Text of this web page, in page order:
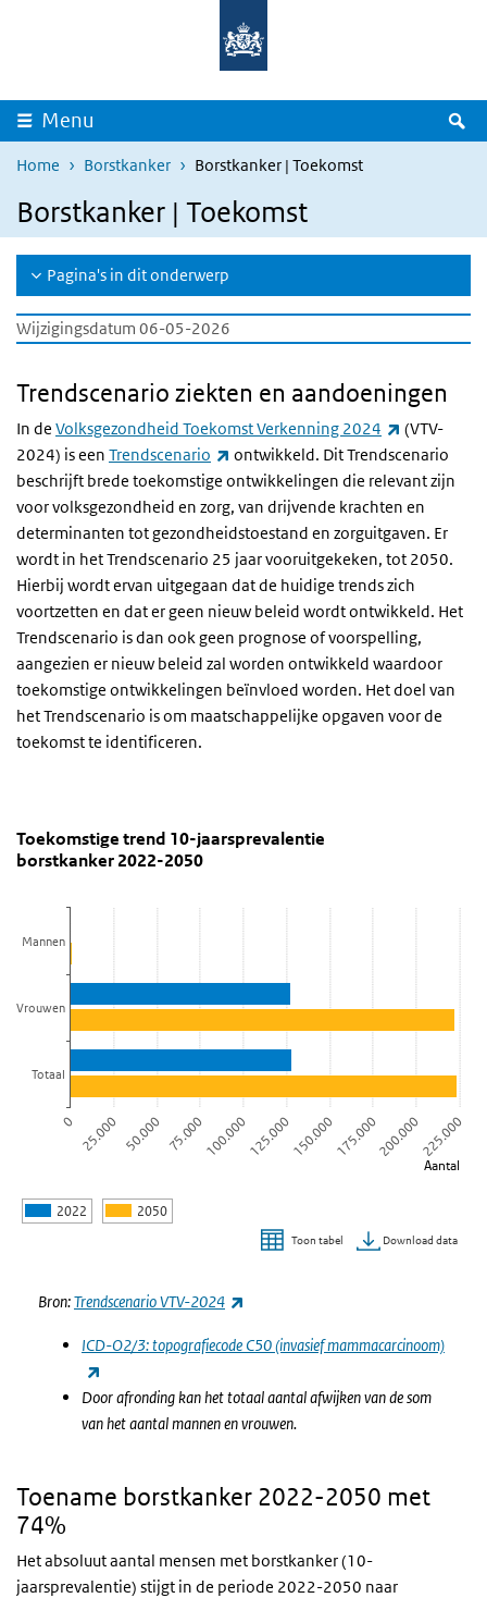
Overslaan en naar de inhoud gaan
Menu
Home Borstkanker Borstkanker | Toekomst
Borstkanker | Toekomst
Pagina's in dit onderwerp
Wijzigingsdatum 06-05-2026
Trendscenario ziekten en aandoeningen
In de Volksgezondheid Toekomst Verkenning 2024 (externe
(VTV-
2024) is een Trendscenario (externe link)
ontwikkeld. Dit Trendscenario
beschrijft brede toekomstige ontwikkelingen die relevant zijn
voor volksgezondheid en zorg, van drijvende krachten en
determinanten tot gezondheidstoestand en zorguitgaven. Er
wordt in het Trendscenario 25 jaar vooruitgekeken, tot 2050.
Hierbij wordt ervan uitgegaan dat de huidige trends zich
voortzetten en dat er geen nieuw beleid wordt ontwikkeld. Het
Trendscenario is dan ook geen prognose of voorspelling,
aangezien er nieuw beleid zal worden ontwikkeld waardoor
toekomstige ontwikkelingen beïnvloed worden. Het doel van
het Trendscenario is om maatschappelijke opgaven voor de
toekomst te identificeren.
Trend grafiek borstkanker
Sla de grafiek 'Toekomstige trend 10-jaarsprevalentie
Toekomstige trend 10-jaarsprevalentie
Staaf grafiek met 2 reeksen.
De grafiek heeft 1 Y-as die Aantal weergeeft.
Aantal
Toekomstige trend 10-jaarsprevalentie
borstkanker 2022-2050
2022 2050
0 25.000 50.000 75.000100.000125.000150.000175.000200.000225.000
Mannen
Vrouwen
Totaal
Toon tabel Download data
Bron:Trendscenario VTV-2024
ICD-O2/3: topografiecode C50 (invasief mammacarcinoom)
Door afronding kan het totaal aantal afwijken van de som
van het aantal mannen en vrouwen.
Toename borstkanker 2022-2050 met
74%
Het absoluut aantal mensen met borstkanker (10-
jaarsprevalentie) stijgt in de periode 2022-2050 naar